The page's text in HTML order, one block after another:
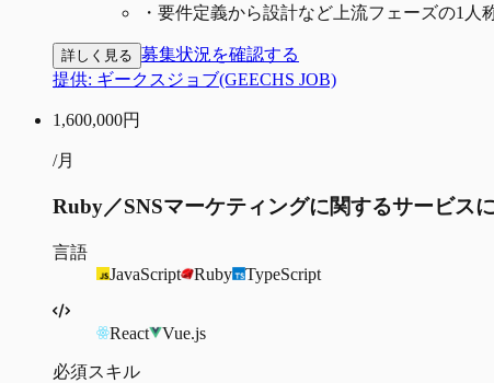
・ 要件定義から設計など上流フェーズの1人
詳しく見る 募集状況を確認する
提供: ギークスジョブ(GEECHS JOB)
1,600,000円
/月
Ruby／SNSマーケティングに関するサービス
言語
JavaScript
Ruby TypeScript
React Vue.js
必須スキル